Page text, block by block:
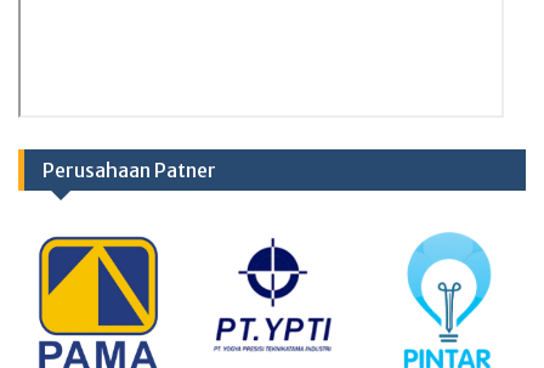
Perusahaan Patner